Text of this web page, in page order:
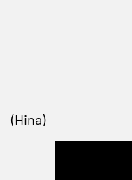
(Hina)